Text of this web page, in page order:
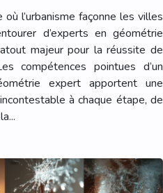
votre projet
?
où l’urbanisme façonne les villes
d’experts en géométrie
majeur pour la réussite de
compétences pointues d’un
expert apportent une
à chaque étape, de